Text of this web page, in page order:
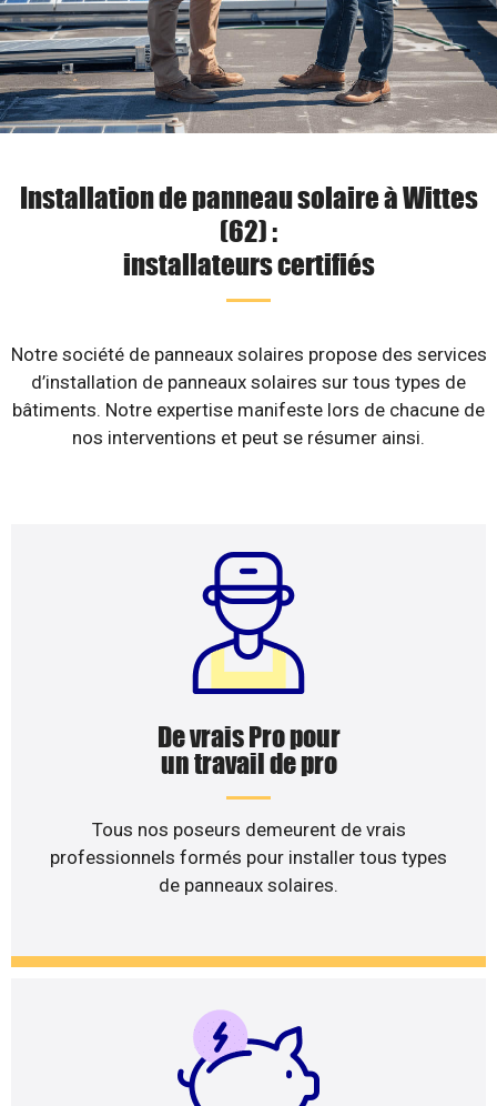
Installation de panneau solaire à Wittes
(62) :
installateurs certifiés
Notre société de panneaux solaires propose des services
d’installation de panneaux solaires sur tous types de
bâtiments. Notre expertise manifeste lors de chacune de
nos interventions et peut se résumer ainsi.
De vrais Pro pour
un travail de pro
Tous nos poseurs demeurent de vrais
professionnels formés pour installer tous types
de panneaux solaires.